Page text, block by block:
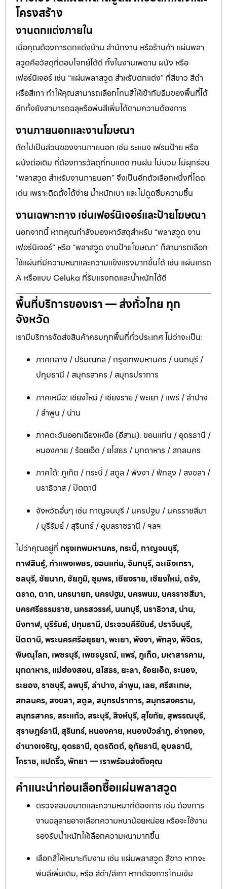
โครงสร้าง
งานตกแต่งภายใน
เมื่อคุณต้องการตกแต่งบ้าน สำนักงาน หรือร้านค้า แผ่นพลา
สวูดคือวัสดุที่ตอบโจทย์ได้ดี ทั้งในงานเพดาน ผนัง หรือ
เฟอร์นิเจอร์ เช่น “แผ่นพลาสวูด สำหรับตกแต่ง” ที่สีขาว สีดำ
หรือสีเทา ทำให้คุณสามารถเลือกโทนสีให้เข้ากับธีมของพื้นที่ได้
อีกทั้งยังสามารถฉลุหรือพ่นสีเพิ่มได้ตามความต้องการ
งานภายนอกและงานโฆษณา
ถัดไปเป็นส่วนของงานภายนอก เช่น ระแนง เฟรมป้าย หรือ
ผนังต่อเติม ที่ต้องการวัสดุที่ทนแดด ทนฝน ไม่บวม ไม่ผุกร่อน
“พลาสวูด สำหรับงานภายนอก” จึงเป็นอีกตัวเลือกหนึ่งที่โดด
เด่น เพราะติดตั้งได้ง่าย น้ำหนักเบา และไม่ดูดซึมความชื้น
งานเฉพาะทาง เช่นเฟอร์นิเจอร์และป้ายโฆษณา
นอกจากนี้ หากคุณกำลังมองหาวัสดุสำหรับ “พลาสวูด งาน
เฟอร์นิเจอร์” หรือ “พลาสวูด งานป้ายโฆษณา” ก็สามารถเลือก
ใช้แผ่นที่มีความหนาและความแข็งแรงมากขึ้นได้ เช่น แผ่นเกรด
A หรือแบบ Celuka ที่รับแรงกดและน้ำหนักได้ดี
พื้นที่บริการของเรา — ส่งทั่วไทย ทุก
จังหวัด
เรามีบริการจัดส่งสินค้าครบทุกพื้นที่ทั่วประเทศ ไม่ว่าจะเป็น:
ภาคกลาง / ปริมณฑล / กรุงเทพมหานคร / นนทบุรี /
ปทุมธานี / สมุทรสาคร / สมุทรปราการ
ภาคเหนือ: เชียงใหม่ / เชียงราย / พะเยา / แพร่ / ลำปาง
/ ลำพูน / น่าน
ภาคตะวันออกเฉียงเหนือ (อีสาน): ขอนแก่น / อุดรธานี /
หนองคาย / ร้อยเอ็ด / ยโสธร / มุกดาหาร / สกลนคร
ภาคใต้: ภูเก็ต / กระบี่ / สตูล / พังงา / พัทลุง / สงขลา /
นราธิวาส / ปัตตานี
จังหวัดอื่นๆ เช่น กาญจนบุรี / นครปฐม / นครราชสีมา
/ บุรีรัมย์ / สุรินทร์ / อุบลราชธานี / ฯลฯ
ไม่ว่าคุณอยู่ที่ กรุงเทพมหานคร, กระบี่, กาญจนบุรี,
กาฬสินธุ์, กำแพงเพชร, ขอนแก่น, จันทบุรี, ฉะเชิงเทรา,
ชลบุรี, ชัยนาท, ชัยภูมิ, ชุมพร, เชียงราย, เชียงใหม่, ตรัง,
ตราด, ตาก, นครนายก, นครปฐม, นครพนม, นครราชสีมา,
นครศรีธรรมราช, นครสวรรค์, นนทบุรี, นราธิวาส, น่าน,
บึงกาฬ, บุรีรัมย์, ปทุมธานี, ประจวบคีรีขันธ์, ปราจีนบุรี,
ปัตตานี, พระนครศรีอยุธยา, พะเยา, พังงา, พัทลุง, พิจิตร,
พิษณุโลก, เพชรบุรี, เพชรบูรณ์, แพร่, ภูเก็ต, มหาสารคาม,
มุกดาหาร, แม่ฮ่องสอน, ยโสธร, ยะลา, ร้อยเอ็ด, ระนอง,
ระยอง, ราชบุรี, ลพบุรี, ลำปาง, ลำพูน, เลย, ศรีสะเกษ,
สกลนคร, สงขลา, สตูล, สมุทรปราการ, สมุทรสงคราม,
สมุทรสาคร, สระแก้ว, สระบุรี, สิงห์บุรี, สุโขทัย, สุพรรณบุรี,
สุราษฎร์ธานี, สุรินทร์, หนองคาย, หนองบัวลำภู, อ่างทอง,
อำนาจเจริญ, อุดรธานี, อุตรดิตถ์, อุทัยธานี, อุบลธานี,
โคราช, แปดริ้ว, พัทยา — เราพร้อมส่งถึงคุณ
คำแนะนำก่อนเลือกซื้อแผ่นพลาสวูด
ตรวจสอบขนาดและความหนาที่ต้องการ เช่น ต้องการ
งานฉลุลายอาจเลือกความหนาน้อยหน่อย หรือจะใช้งาน
รองรับน้ำหนักให้เลือกความหนามากขึ้น
เลือกสีให้เหมาะกับงาน เช่น แผ่นพลาสวูด สีขาว หากจะ
พ่นสีเพิ่มเติม, หรือ สีดำ/สีเทา หากต้องการโทนเข้ม